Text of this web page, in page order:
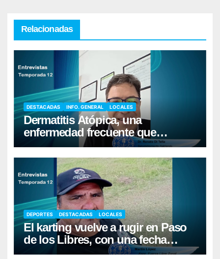
Relacionadas
DESTACADAS INFO. GENERAL LOCALES
Dermatitis Atópica, una
enfermedad frecuente que
requiere cuidados diarios de la
piel
DEPORTES DESTACADAS LOCALES
El karting vuelve a rugir en Paso
de los Libres, con una fecha
récord de pilotos